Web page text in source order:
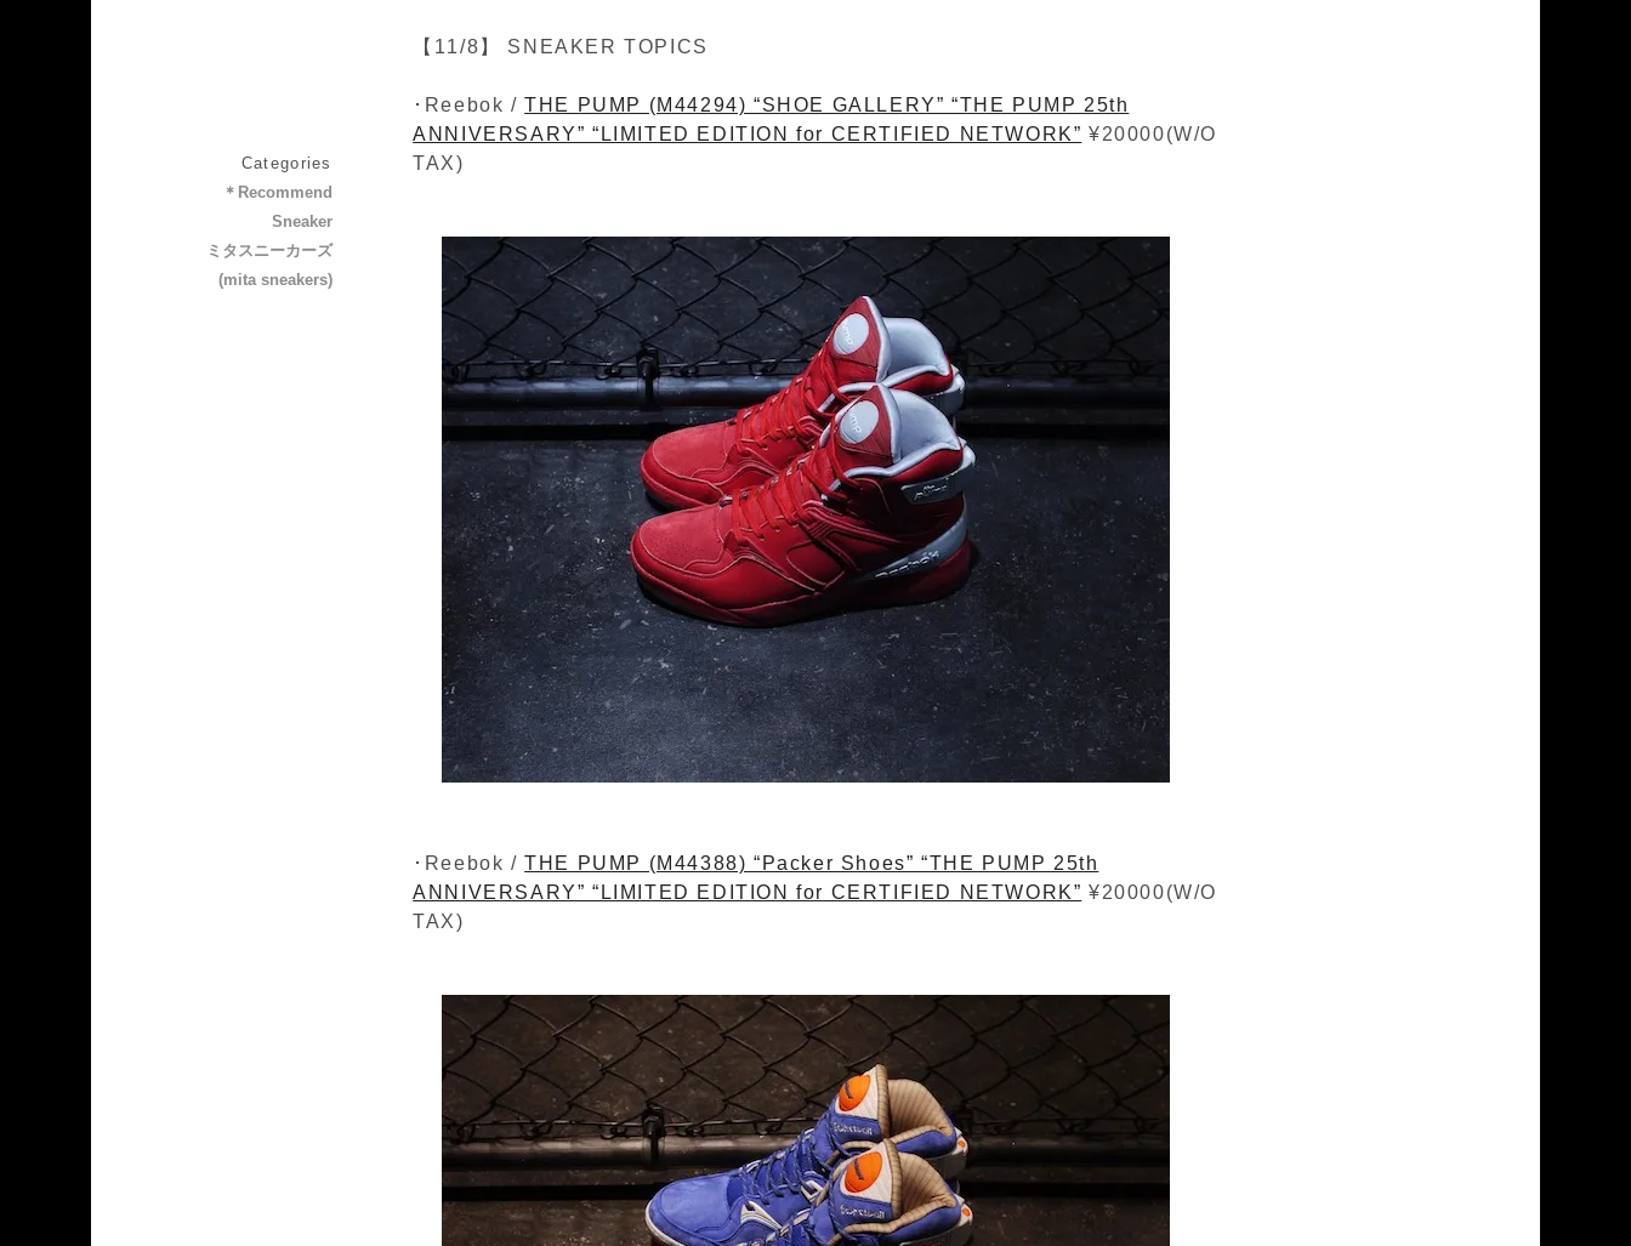
【11/8】 SNEAKER TOPICS
･Reebok /THE PUMP (M44294) “SHOE GALLERY” “THE PUMP 25th
ANNIVERSARY” “LIMITED EDITION for CERTIFIED NETWORK” ¥20000(W/O
TAX)
･Reebok /THE PUMP (M44388) “Packer Shoes” “THE PUMP 25th
ANNIVERSARY” “LIMITED EDITION for CERTIFIED NETWORK” ¥20000(W/O
TAX)
Categories
＊Recommend
Sneaker
ミタスニーカーズ
(mita sneakers)